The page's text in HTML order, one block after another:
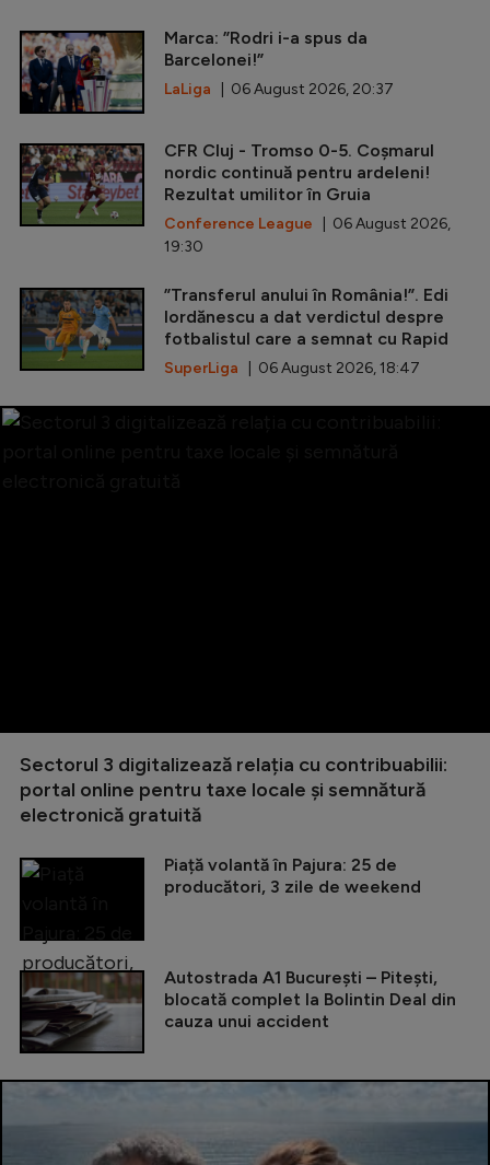
Marca: ”Rodri i-a spus da
Barcelonei!”
LaLiga | 06 August 2026, 20:37
CFR Cluj - Tromso 0-5. Coșmarul
nordic continuă pentru ardeleni!
Rezultat umilitor în Gruia
Conference League | 06 August 2026,
19:30
”Transferul anului în România!”. Edi
Iordănescu a dat verdictul despre
fotbalistul care a semnat cu Rapid
SuperLiga | 06 August 2026, 18:47
Sectorul 3 digitalizează relația cu contribuabilii:
portal online pentru taxe locale și semnătură
electronică gratuită
Piață volantă în Pajura: 25 de
producători, 3 zile de weekend
Autostrada A1 București – Pitești,
blocată complet la Bolintin Deal din
cauza unui accident